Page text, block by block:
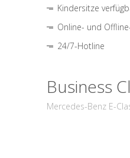
Kindersitze
Online- und
24/7-Hotline
Business
Mercedes-Benz E-